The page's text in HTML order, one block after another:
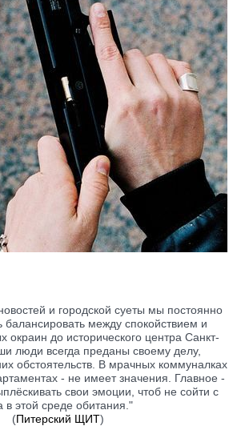
и городской суеты мы постоянно
между спокойствием и
окраин до исторического центра Санкт-
люди всегда преданы своему делу,
обстоятельств. В мрачных коммуналках
- не имеет значения. Главное -
свои эмоции, чтоб не сойти с
в этой среде обитания."
(Питерский ЩИТ)